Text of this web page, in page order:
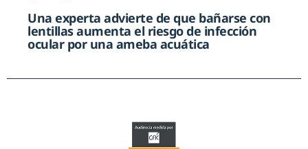
Una experta advierte de que bañarse con
lentillas aumenta el riesgo de infección
ocular por una ameba acuática